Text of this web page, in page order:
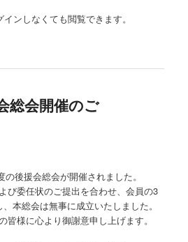
インしなくても閲覧できます。
総会開催のご
後援会総会が開催されました。
び委任状のご提出を合わせ、会員の3
本総会は無事に成立いたしました。
皆様に心より御謝意申し上げます。